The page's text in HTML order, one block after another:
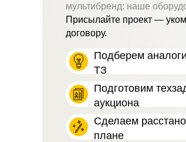
мультибренд: наше
Присылайте проект —
договору.
Подберем
ТЗ
Подготовим
аукциона
Сделаем
плане